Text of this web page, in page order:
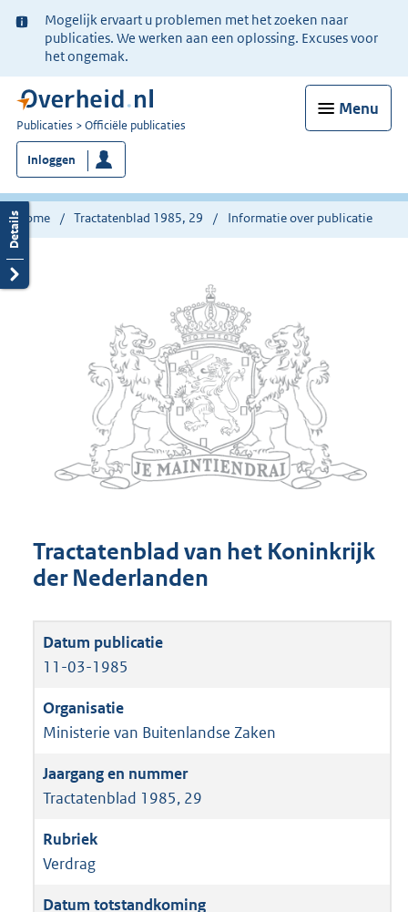
Ter
informatie:
Mogelijk ervaart u problemen met het zoeken naar
publicaties. We werken aan een oplossing. Excuses voor
het ongemak.
Menu
U
bent
nu
hier:
Publicaties Officiële publicaties
Inloggen
Home Tractatenblad 1985, 29 Informatie over publicatie
Tractatenblad van het Koninkrijk
der Nederlanden
11-03-1985
Ministerie van Buitenlandse Zaken
Tractatenblad 1985, 29
Verdrag